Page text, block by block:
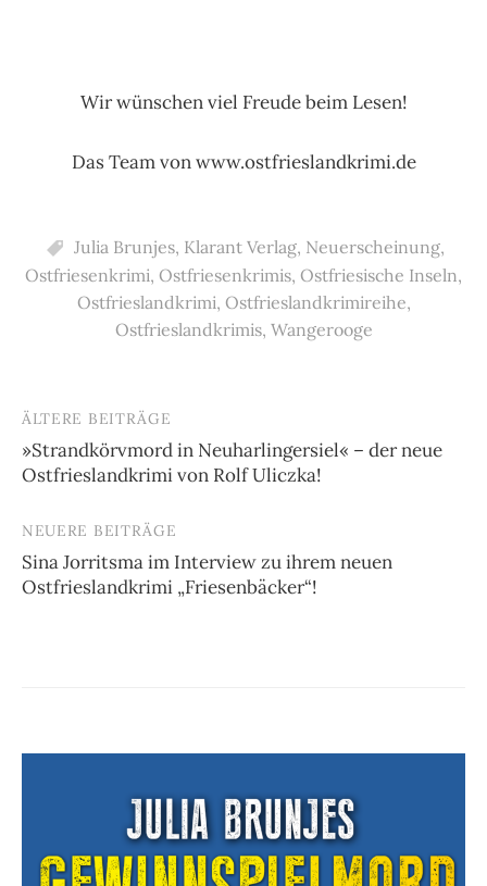
Wir wünschen viel Freude beim Lesen!
Das Team von www.ostfrieslandkrimi.de
Julia Brunjes, Klarant Verlag, Neuerscheinung,
Ostfriesenkrimi, Ostfriesenkrimis, Ostfriesische Inseln,
Ostfrieslandkrimi, Ostfrieslandkrimireihe,
Ostfrieslandkrimis, Wangerooge
Beitragsnavigation
ÄLTERE BEITRÄGE
»Strandkörvmord in Neuharlingersiel« – der neue
Ostfrieslandkrimi von Rolf Uliczka!
NEUERE BEITRÄGE
Sina Jorritsma im Interview zu ihrem neuen
Ostfrieslandkrimi „Friesenbäcker“!